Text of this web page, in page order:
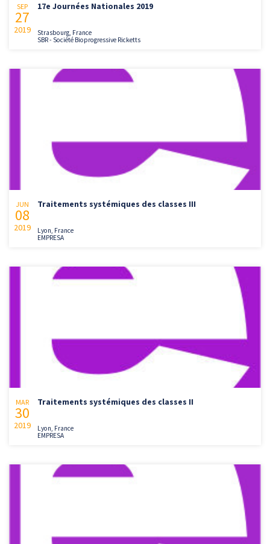
SEP
27
2019
17e Journées Nationales 2019
Strasbourg, France
SBR - Société Bioprogressive Ricketts
JUN
08
2019
Traitements systémiques des classes III
Lyon, France
EMPRESA
MAR
30
2019
Traitements systémiques des classes II
Lyon, France
EMPRESA